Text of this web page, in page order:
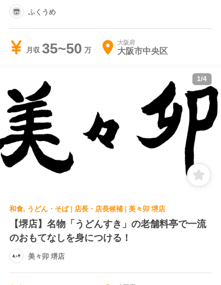
ふくうめ
月収 35~50 大阪府
大阪市中央区
1/4
和食, うどん・そば | 店長・店長候補 | 美々卯 堺店
【堺店】名物「うどんすき」の老舗料亭で一流
のおもてなしを身につける！
美々卯 堺店